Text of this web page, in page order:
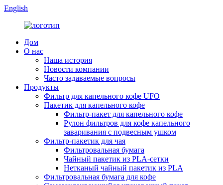
English
Дом
О нас
Наша история
Новости компании
Часто задаваемые вопросы
Продукты
Фильтр для капельного кофе UFO
Пакетик для капельного кофе
Фильтр-пакет для капельного кофе
Рулон фильтров для кофе капельного
заваривания с подвесным ушком
Фильтр-пакетик для чая
Фильтровальная бумага
Чайный пакетик из PLA-сетки
Нетканый чайный пакетик из PLA
Фильтровальная бумага для кофе